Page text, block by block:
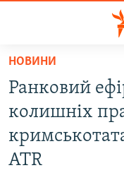
Перейти
основного
матеріалу
до
основної
ПОЛІТИКА
НОВИНИ
Ранковий
колишніх
ATR